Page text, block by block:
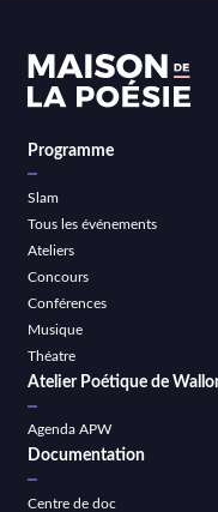
Programme
Slam
Tous les événements
Ateliers
Concours
Conférences
Musique
Théatre
Atelier Poétique de
Agenda APW
Documentation
Centre de doc